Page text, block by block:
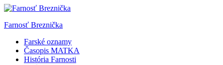
Skip
content
Farnosť Breznička
Farské oznamy
Časopis MATKA
História Farnosti